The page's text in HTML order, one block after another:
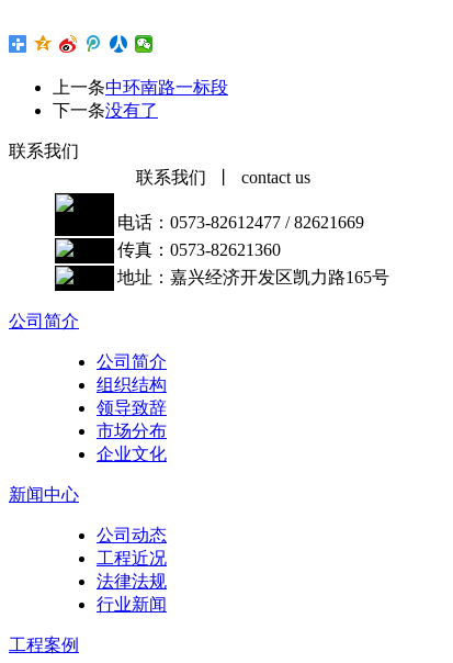
上一条中环南路一标段
下一条没有了
联系我们
联系我们 丨 contact us
电话：0573-82612477 / 82621669
传真：0573-82621360
地址：嘉兴经济开发区凯力路165号
公司简介
公司简介
组织结构
领导致辞
市场分布
企业文化
新闻中心
公司动态
工程近况
法律法规
行业新闻
工程案例